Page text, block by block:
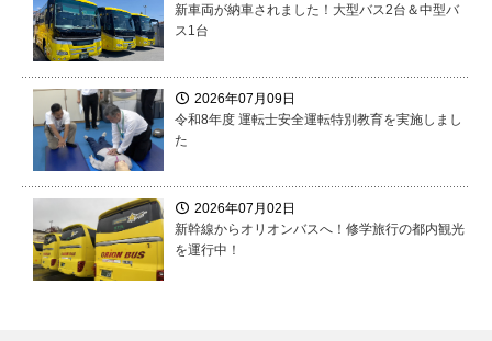
新車両が納車されました！大型バス2台＆中型バ
ス1台
2026年07月09日
令和8年度 運転士安全運転特別教育を実施しまし
た
2026年07月02日
新幹線からオリオンバスへ！修学旅行の都内観光
を運行中！